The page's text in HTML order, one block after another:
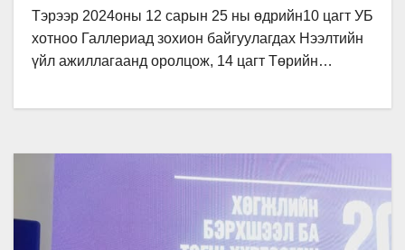
Тэрээр 2024оны 12 сарын 25 ны өдрийн10 цагт УБ
хотноо Галлeриад зохион байгуулагдах Нээлтийн
үйл ажиллагаанд оролцож, 14 цагт Төрийн…